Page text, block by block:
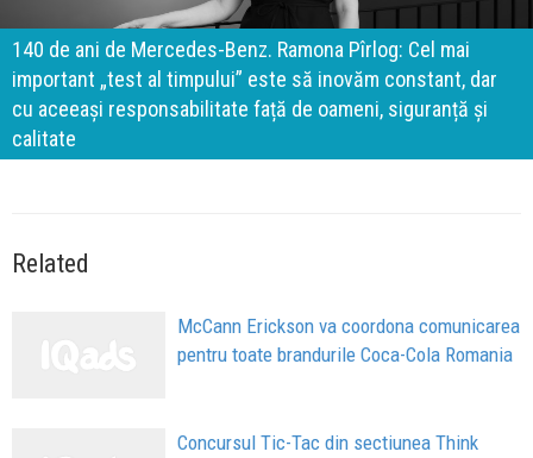
140 de ani de Mercedes-Benz. Ramona Pîrlog: Cel mai
important „test al timpului” este să inovăm constant, dar
cu aceeași responsabilitate față de oameni, siguranță și
calitate
Related
McCann Erickson va coordona comunicarea
pentru toate brandurile Coca-Cola Romania
Concursul Tic-Tac din sectiunea Think